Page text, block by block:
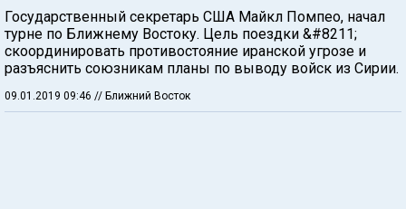
Государственный секретарь США Майкл Помпео, начал
турне по Ближнему Востоку. Цель поездки &#8211;
скоординировать противостояние иранской угрозе и
разъяснить союзникам планы по выводу войск из Сирии.
09.01.2019 09:46 // Ближний Восток